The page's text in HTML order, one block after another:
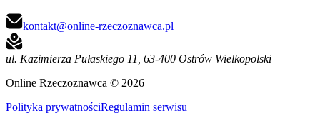
kontakt@online-rzeczoznawca.pl
ul. Kazimierza Pułaskiego 11 63-400 Ostrów Wielkopolski
Online Rzeczoznawca © 2026
Polityka prywatnościRegulamin serwisu